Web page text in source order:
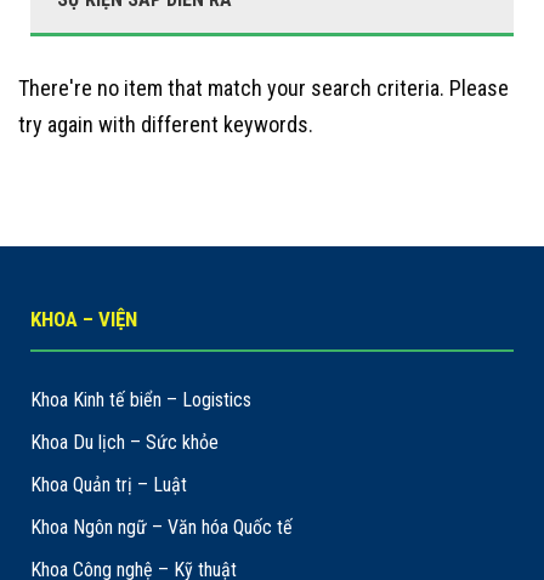
There're no item that match your search criteria. Please
try again with different keywords.
KHOA – VIỆN
Khoa Kinh tế biển – Logistics
Khoa Du lịch – Sức khỏe
Khoa Quản trị – Luật
Khoa Ngôn ngữ – Văn hóa Quốc tế
Khoa Công nghệ – Kỹ thuật